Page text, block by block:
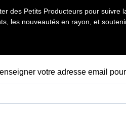
des Petits Producteurs pour suivre
les nouveautés en rayon, et